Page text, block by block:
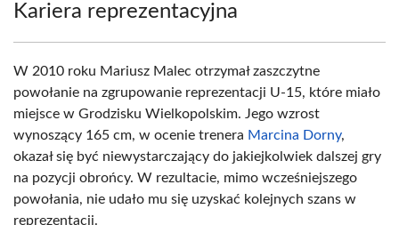
Kariera reprezentacyjna
W 2010 roku Mariusz Malec otrzymał zaszczytne
powołanie na zgrupowanie reprezentacji U-15, które miało
miejsce w Grodzisku Wielkopolskim. Jego wzrost
wynoszący 165 cm, w ocenie trenera Marcina Dorny,
okazał się być niewystarczający do jakiejkolwiek dalszej gry
na pozycji obrońcy. W rezultacie, mimo wcześniejszego
powołania, nie udało mu się uzyskać kolejnych szans w
reprezentacji.